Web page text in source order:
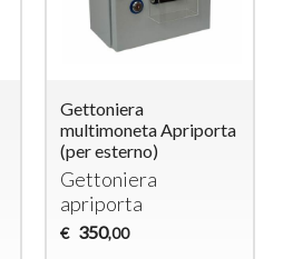
Gettoniera
multimoneta Apriporta
(per esterno)
Gettoniera
apriporta
€ 350,00